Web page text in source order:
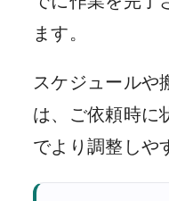
ます。
スケジュールや
は、ご依頼時に
でより調整しや